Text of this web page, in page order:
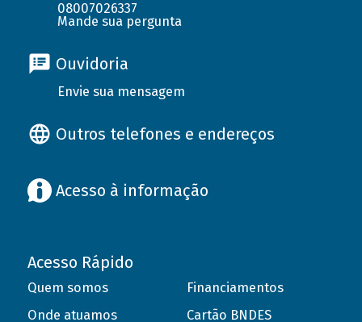
08007026337
Mande sua pergunta
Ouvidoria
Envie sua mensagem
Outros telefones e endereços
Acesso à informação
Acesso Rápido
Quem somos
Onde atuamos
Financiamentos
Cartão BNDES